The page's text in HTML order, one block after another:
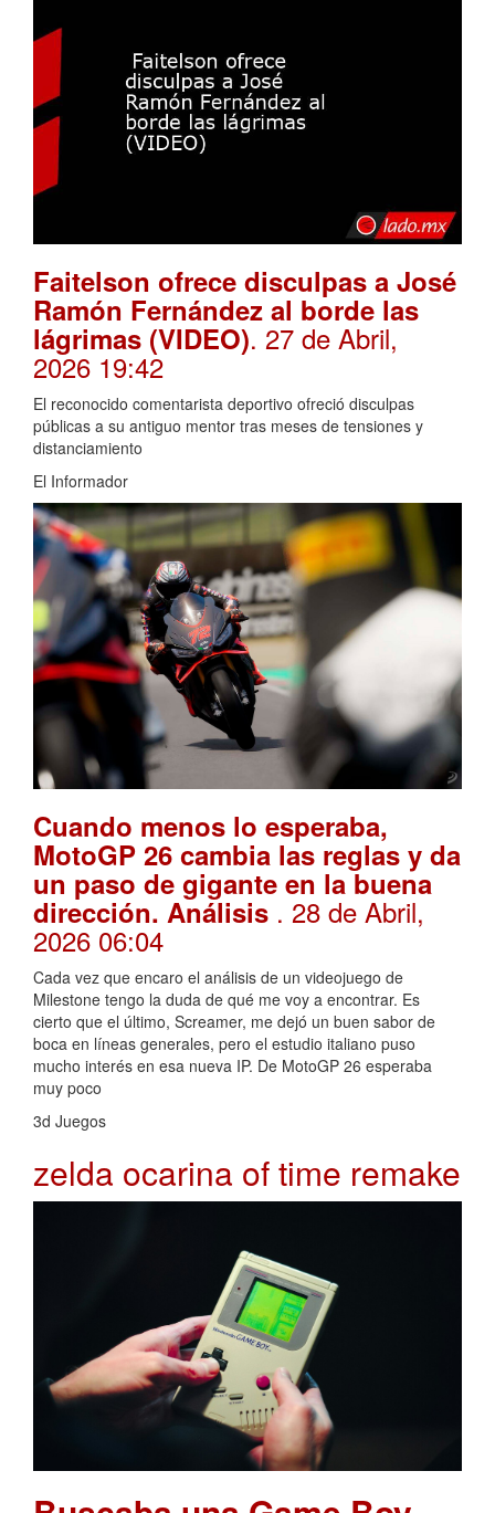
Faitelson ofrece disculpas a José
Ramón Fernández al borde las
lágrimas (VIDEO). 27 de Abril,
2026 19:42
El reconocido comentarista deportivo ofreció disculpas
públicas a su antiguo mentor tras meses de tensiones y
distanciamiento
El Informador
Cuando menos lo esperaba,
MotoGP 26 cambia las reglas y da
un paso de gigante en la buena
dirección. Análisis . 28 de Abril,
2026 06:04
Cada vez que encaro el análisis de un videojuego de
Milestone tengo la duda de qué me voy a encontrar. Es
cierto que el último, Screamer, me dejó un buen sabor de
boca en líneas generales, pero el estudio italiano puso
mucho interés en esa nueva IP. De MotoGP 26 esperaba
muy poco
3d Juegos
zelda ocarina of time remake